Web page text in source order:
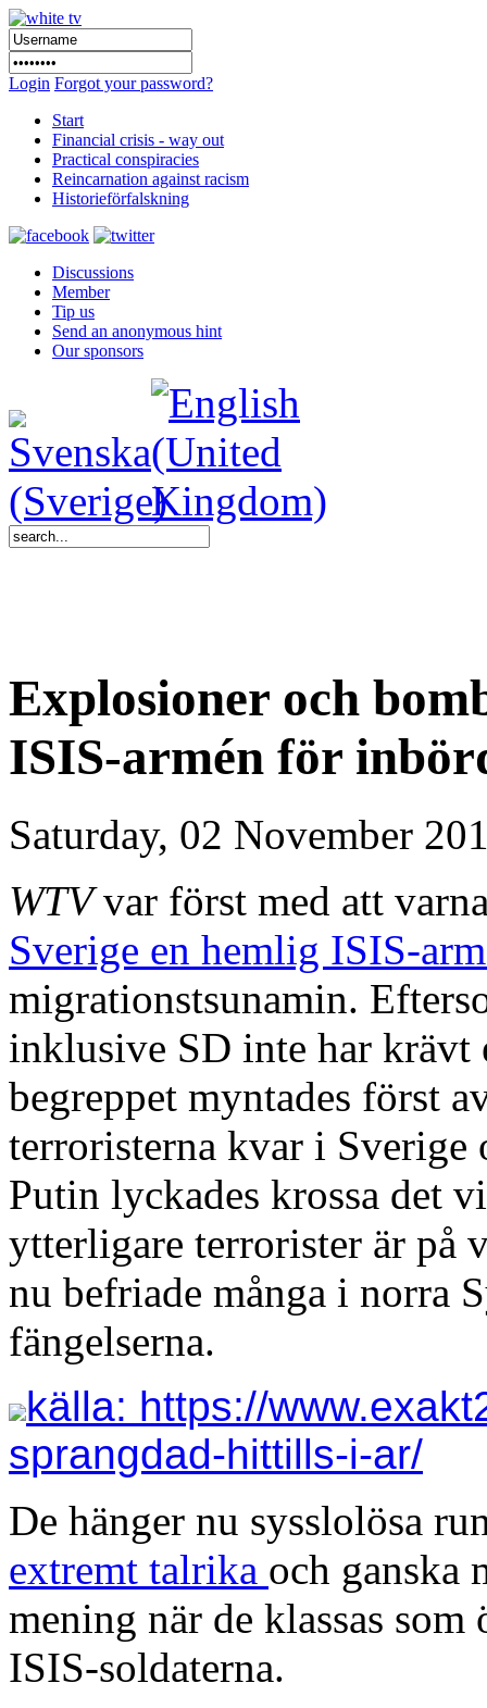
Login Forgot your password?
Start
Financial crisis - way out
Practical conspiracies
Reincarnation against racism
Historieförfalskning
Discussions
Member
Tip us
Send an anonymous hint
Our sponsors
Explosioner och
ISIS-armén för
Saturday, 02 November
WTVvar först med att
Sverige en hemlig ISIS-
migrationstsunamin.
inklusive SD inte har
begreppet myntades först
terroristerna kvar i
Putin lyckades krossa det
ytterligare terrorister är på
nu befriade många i norra
fängelserna.
källa: https://
sprangdad-hittills-i-ar/
De hänger nu sysslolösa
extremt talrika och ganska
mening när de klassas
ISIS-soldaterna.